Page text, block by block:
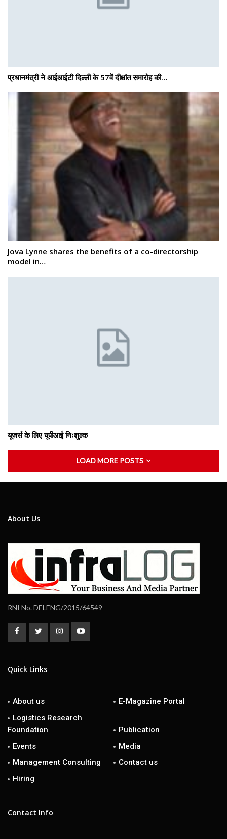
प्रधानमंत्री ने आईआईटी दिल्ली के 57वें दीक्षांत समारोह की…
Jova Lynne shares the benefits of a co-directorship
model in…
यूजर्स के लिए यूपीआई निःशुल्क
LOAD MORE POSTS
About Us
RNI No. DELENG/2015/64549
Quick Links
About us
E-Magazine Portal
Logistics Research
Foundation
Publication
Events
Media
Management Consulting
Contact us
Hiring
Contact Info